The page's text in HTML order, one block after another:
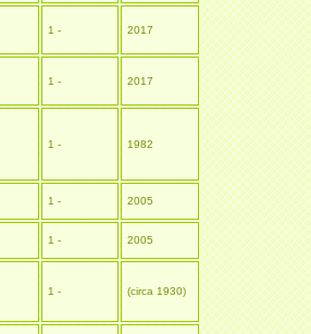
1 - 2017
1 - 2017
1 - 1982
1 - 2005
1 - 2005
1 - (circa 1930)